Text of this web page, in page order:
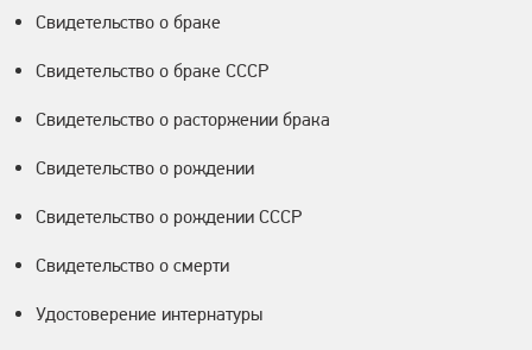
Свидетельство о браке
Свидетельство о браке СССР
Свидетельство о расторжении брака
Свидетельство о рождении
Свидетельство о рождении СССР
Свидетельство о смерти
Удостоверение интернатуры